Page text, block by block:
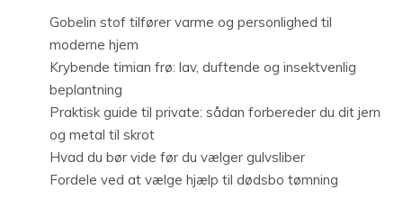
Gobelin stof tilfører varme og personlighed til
moderne hjem
Krybende timian frø: lav, duftende og insektvenlig
beplantning
Praktisk guide til private: sådan forbereder du dit jern
og metal til skrot
Hvad du bør vide før du vælger gulvsliber
Fordele ved at vælge hjælp til dødsbo tømning